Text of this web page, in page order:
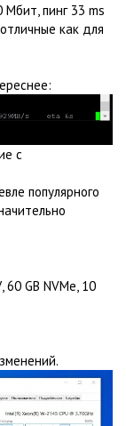
Мбит, пинг 33 ms
как для
с
популярного
GB NVMe, 10